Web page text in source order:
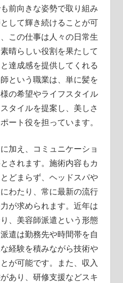
前向きな姿勢で取り組み
して輝き続けることが可
この仕事は人々の日常生
晴らしい役割を果たして
達成感を提供してくれる
という職業は、単に髪を
の希望やライフスタイル
タイルを提案し、美しさ
ート役を担っています。
加え、コミュニケーショ
されます。施術内容もカ
どまらず、ヘッドスパや
わたり、常に最新の流行
が求められます。近年は
、美容師派遣という形態
遣は勤務先や時間帯を自
経験を積みながら技術や
が可能です。また、収入
あり、研修支援などスキ